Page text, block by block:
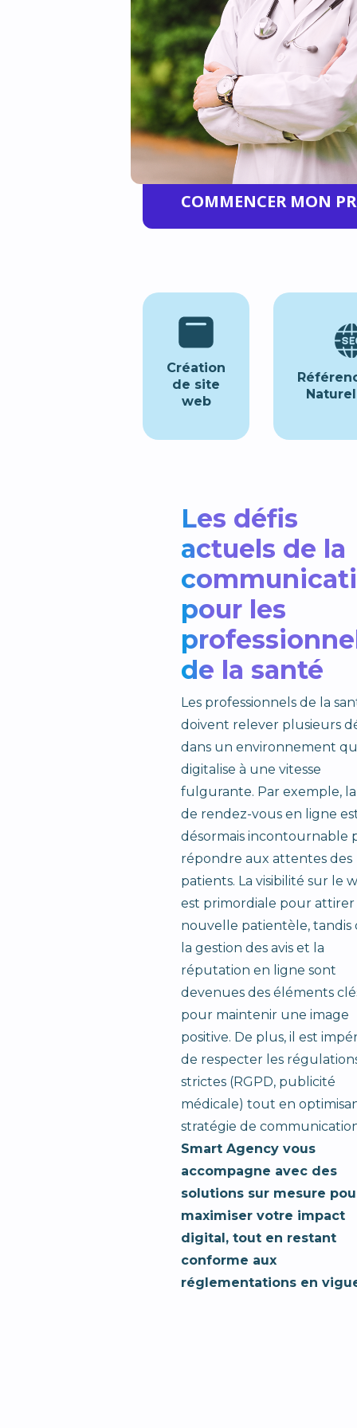
de la santé. Que vous soyez un
médical, une clinique ou une
pharmaceutique, nous mettons
disposition notre expertise
reconnue pour vous aider à
dans un environnement de plus
digitalisé.
COMMENCER MON
Création
de site
web
Naturel
Les défis
actuels de la
pour les
de la santé
Les professionnels de la
doivent relever plusieurs
dans un environnement
digitalise à une vitesse
fulgurante. Par exemple,
de rendez-vous en ligne
désormais incontournable
répondre aux attentes des
patients. La visibilité sur le
est primordiale pour
nouvelle patientèle, tandis
la gestion des avis et la
réputation en ligne sont
devenues des éléments
pour maintenir une image
positive. De plus, il est
de respecter les
strictes (RGPD, publicité
médicale) tout en
stratégie de
Smart Agency vous
accompagne avec des
solutions sur mesure
maximiser votre impact
digital, tout en restant
conforme aux
réglementations en